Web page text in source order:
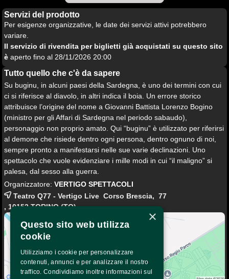
Servizi del prodotto
Per esigenze organizzative, le date dei servizi attivi potrebbero
variare.
Il servizio di rivendita per biglietti già acquistati su questo sito
è aperto fino al 28/11/2026 20:00
Tutto quello che c'è da sapere
Su buginu, in alcuni paesi della Sardegna, è uno dei termini con cui
ci si riferisce al diavolo, in altri indica il boia. Un errore storico
attribuisce l’origine del nome a Giovanni Battista Lorenzo Bogino
(ministro per gli Affari di Sardegna nel periodo sabaudo),
personaggio non proprio amato. Qui “buginu” è utilizzato per riferirsi
al demone che risiede dentro ogni persona, dentro ognuno di noi,
sempre pronto a manifestarsi nelle sue varie declinazioni. Uno
spettacolo che vuole evidenziare i mille modi in cui “il maligno” si
palesa, dal sesso alla guerra.
Organizzatore: VERTIGO SPETTACOLI
Teatro Q77 - Vertigo Live Corso Brescia, 77
, 10152TORINO(TO)
×
Questo sito web utilizza
cookie
Utilizziamo i cookie per personalizzare
contenuti, annunci e per analizzare il nostro
traffico. Condividiamo inoltre informazioni sul